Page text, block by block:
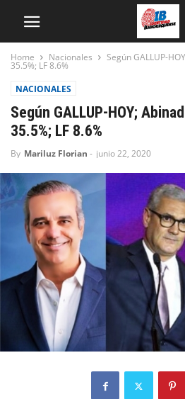
Home Nacionales Según GALLUP-
35.5%; LF 8.6%
NACIONALES
Según GALLUP-HOY;
35.5%; LF 8.6%
By Mariluz Florian - junio 22, 2020